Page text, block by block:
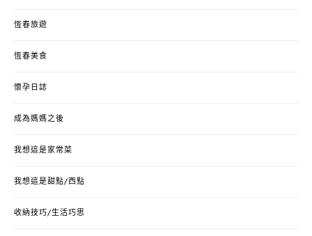
恆春旅遊
恆春美食
懷孕日誌
成為媽媽之後
我想這是家常菜
我想這是甜點/西點
收納技巧/生活巧思